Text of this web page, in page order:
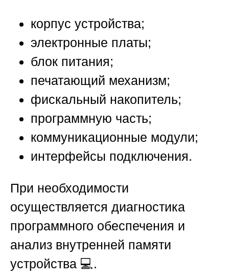
корпус устройства;
электронные платы;
блок питания;
печатающий механизм;
фискальный накопитель;
программную часть;
коммуникационные модули;
интерфейсы подключения.
При необходимости
осуществляется диагностика
программного обеспечения и
анализ внутренней памяти
устройства 💻.